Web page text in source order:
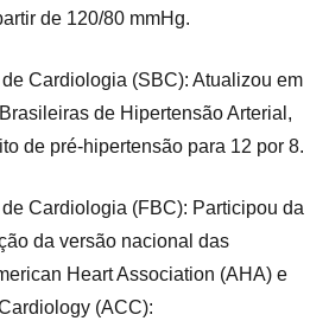
de 120/80 mmHg.
Cardiologia (SBC): Atualizou em
de Hipertensão Arterial,
de pré-hipertensão para 12 por 8.
Cardiologia (FBC): Participou da
da versão nacional das
Heart Association (AHA) e
(ACC):